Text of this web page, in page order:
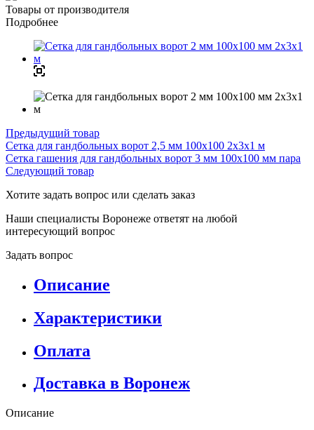
Товары от производителя
Подробнее
Предыдущий товар
Сетка для гандбольных ворот 2,5 мм 100х100 2х3х1 м
Сетка гашения для гандбольных ворот 3 мм 100х100 мм пара
Следующий товар
Хотите задать вопрос или сделать заказ
Наши специалисты Воронеже ответят на любой
интересующий вопрос
Задать вопрос
Описание
Характеристики
Оплата
Доставка в Воронеж
Описание